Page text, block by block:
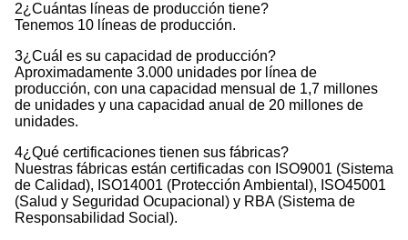
2¿Cuántas líneas de producción tiene?
Tenemos 10 líneas de producción.
3¿Cuál es su capacidad de producción?
Aproximadamente 3.000 unidades por línea de
producción, con una capacidad mensual de 1,7 millones
de unidades y una capacidad anual de 20 millones de
unidades.
4¿Qué certificaciones tienen sus fábricas?
Nuestras fábricas están certificadas con ISO9001 (Sistema
de Calidad), ISO14001 (Protección Ambiental), ISO45001
(Salud y Seguridad Ocupacional) y RBA (Sistema de
Responsabilidad Social).